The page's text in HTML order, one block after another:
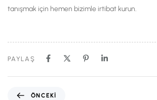
tanışmak için hemen bizimle irtibat kurun.
PAYLAŞ
ÖNCEKI